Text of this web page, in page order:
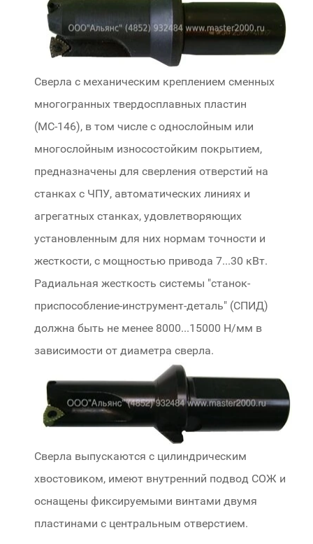
Сверла с механическим креплением сменных
многогранных твердосплавных пластин
(МС-146), в том числе с однослойным или
многослойным износостойким покрытием,
предназначены для сверления отверстий на
станках с ЧПУ, автоматических линиях и
агрегатных станках, удовлетворяющих
установленным для них нормам точности и
жесткости, с мощностью привода 7...30 кВт.
Радиальная жесткость системы "станок-
приспособление-инструмент-деталь" (СПИД)
должна быть не менее 8000...15000 Н/мм в
зависимости от диаметра сверла.
Сверла выпускаются с цилиндрическим
хвостовиком, имеют внутренний подвод СОЖ и
оснащены фиксируемыми винтами двумя
пластинами с центральным отверстием.